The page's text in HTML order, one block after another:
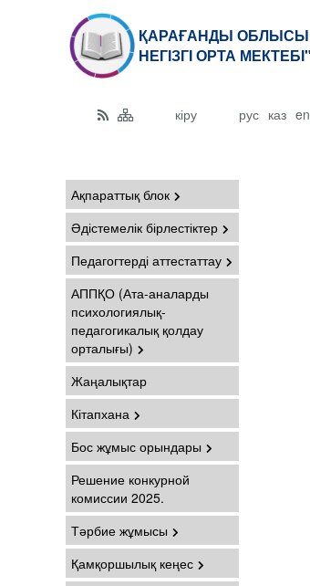
ҚАРАҒАНДЫ ОБЛЫСЫ
НЕГІЗГІ ОРТА
кіру рус каз
Ақпараттық блок
Әдістемелік бірлестіктер
Педагогтерді аттестаттау
АППҚО (Ата-аналарды
психологиялық-
педагогикалық қолдау
орталығы)
Жаңалықтар
Кітапхана
Бос жұмыс орындары
Решение конкурной
комиссии 2025.
Тәрбие жұмысы
Қамқоршылық кеңес